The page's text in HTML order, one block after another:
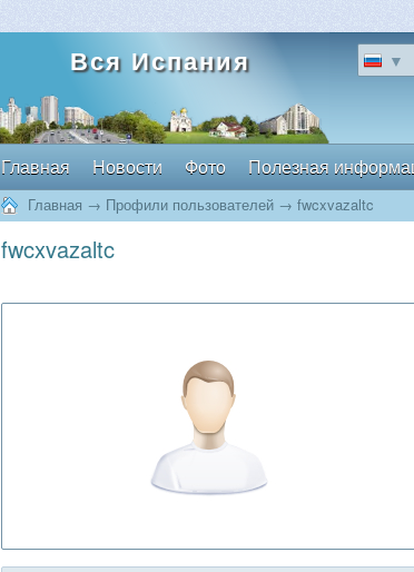
Вся Испания ▼
Главная Новости Фото Полезная
Главная → Профили пользователей → fwcxvazaltc
fwcxvazaltc